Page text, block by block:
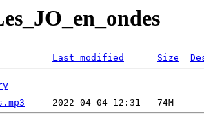
Last modified Size